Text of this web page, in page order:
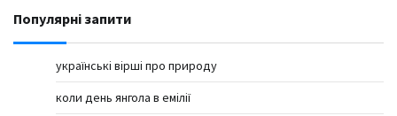
Популярні запити
українські вірші про природу
коли день янгола в емілії